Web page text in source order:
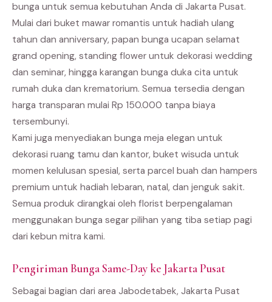
bunga untuk semua kebutuhan Anda di Jakarta Pusat.
Mulai dari buket mawar romantis untuk hadiah ulang
tahun dan anniversary, papan bunga ucapan selamat
grand opening, standing flower untuk dekorasi wedding
dan seminar, hingga karangan bunga duka cita untuk
rumah duka dan krematorium. Semua tersedia dengan
harga transparan mulai Rp 150.000 tanpa biaya
tersembunyi.
Kami juga menyediakan bunga meja elegan untuk
dekorasi ruang tamu dan kantor, buket wisuda untuk
momen kelulusan spesial, serta parcel buah dan hampers
premium untuk hadiah lebaran, natal, dan jenguk sakit.
Semua produk dirangkai oleh florist berpengalaman
menggunakan bunga segar pilihan yang tiba setiap pagi
dari kebun mitra kami.
Pengiriman Bunga Same-Day ke Jakarta Pusat
Sebagai bagian dari area Jabodetabek, Jakarta Pusat